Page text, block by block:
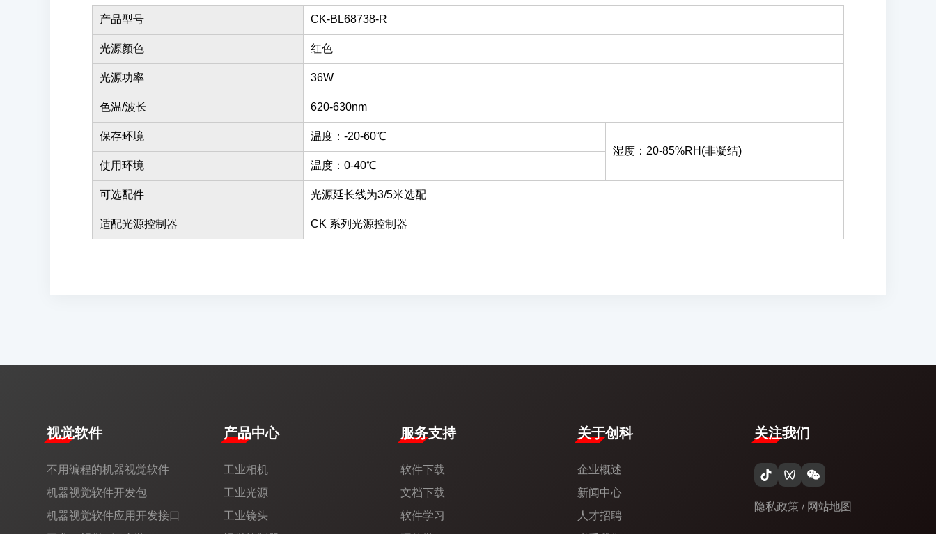
产品型号 CK-BL68738-R
光源颜色 红色
光源功率 36W
色温/波长 620-630nm
保存环境
温度：-20-60℃
湿度：20-85%RH(非凝结)
使用环境
温度：0-40℃
可选配件 光源延长线为3/5米选配
适配光源控制器 CK 系列光源控制器
视觉软件
不用编程的机器视觉软件
机器视觉软件开发包
机器视觉软件应用开发接口
产品中心
工业相机
工业光源
工业镜头
服务支持
软件下载
文档下载
软件学习
​关于创科​
企业概述
新闻中心​
人才招聘
关注我们
隐私政策 / 网站地图